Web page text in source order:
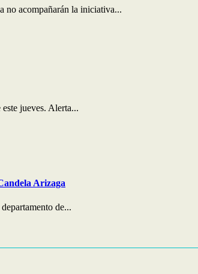
no acompañarán la iniciativa...
jueves. Alerta...
Arizaga
de...